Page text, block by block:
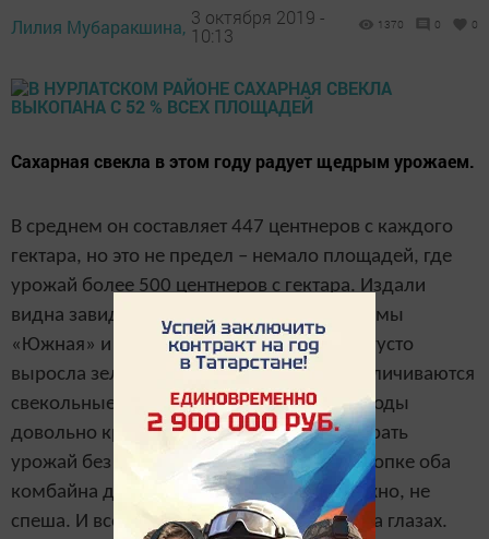
Лилия Мубаракшина, 3 октября 2019 -
10:13
1370 0 0
Сахарная свекла в этом году радует щедрым урожаем.
В среднем он составляет 447 центнеров с каждого
гектара, но это не предел – немало площадей, где
урожай более 500 центнеров с гектара. Издали
видна завидная сахарная свекла агрофирмы
«Южная» и на полях около Андреевки – густо
выросла зеленая ботва, день ото дня увеличиваются
свекольные кучи вдоль дорог, и корнеплоды
довольно крупные. Особенно важно собрать
урожай без потерь, поэтому занятые на копке оба
комбайна двигаются по борозде осторожно, не
спеша. И все же зеленые площади тают на глазах.